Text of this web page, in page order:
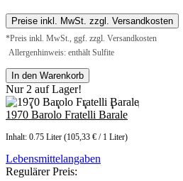
Preise inkl. MwSt. zzgl. Versandkosten
*Preis inkl. MwSt., ggf. zzgl. Versandkosten
Allergenhinweis: enthält Sulfite
In den Warenkorb
Nur 2 auf Lager!
1970 Barolo Fratelli Barale
Inhalt: 0.75 Liter (105,33 € / 1 Liter)
Lebensmittelangaben
Regulärer Preis: